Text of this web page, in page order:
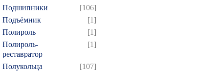
Подшипники
[106]
Подъёмник
[1]
Полироль
[1]
Полироль-
реставратор
[1]
Полукольца
[107]